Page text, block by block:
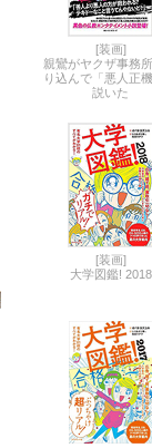
[装画]
親鸞がヤクザ事務
り込んで「悪人正
説いた
[装画]
大学図鑑! 2018